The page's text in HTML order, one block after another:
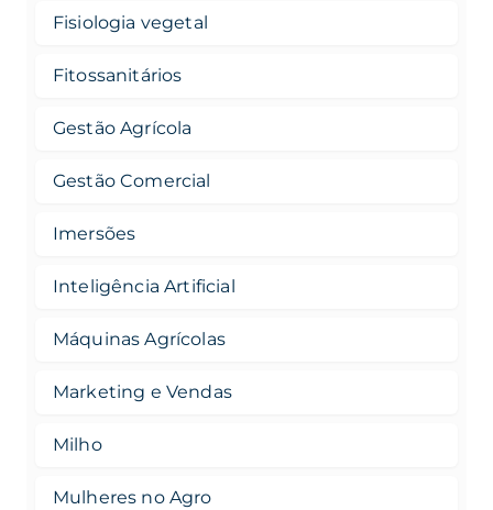
Fisiologia vegetal
Fitossanitários
Gestão Agrícola
Gestão Comercial
Imersões
Inteligência Artificial
Máquinas Agrícolas
Marketing e Vendas
Milho
Mulheres no Agro